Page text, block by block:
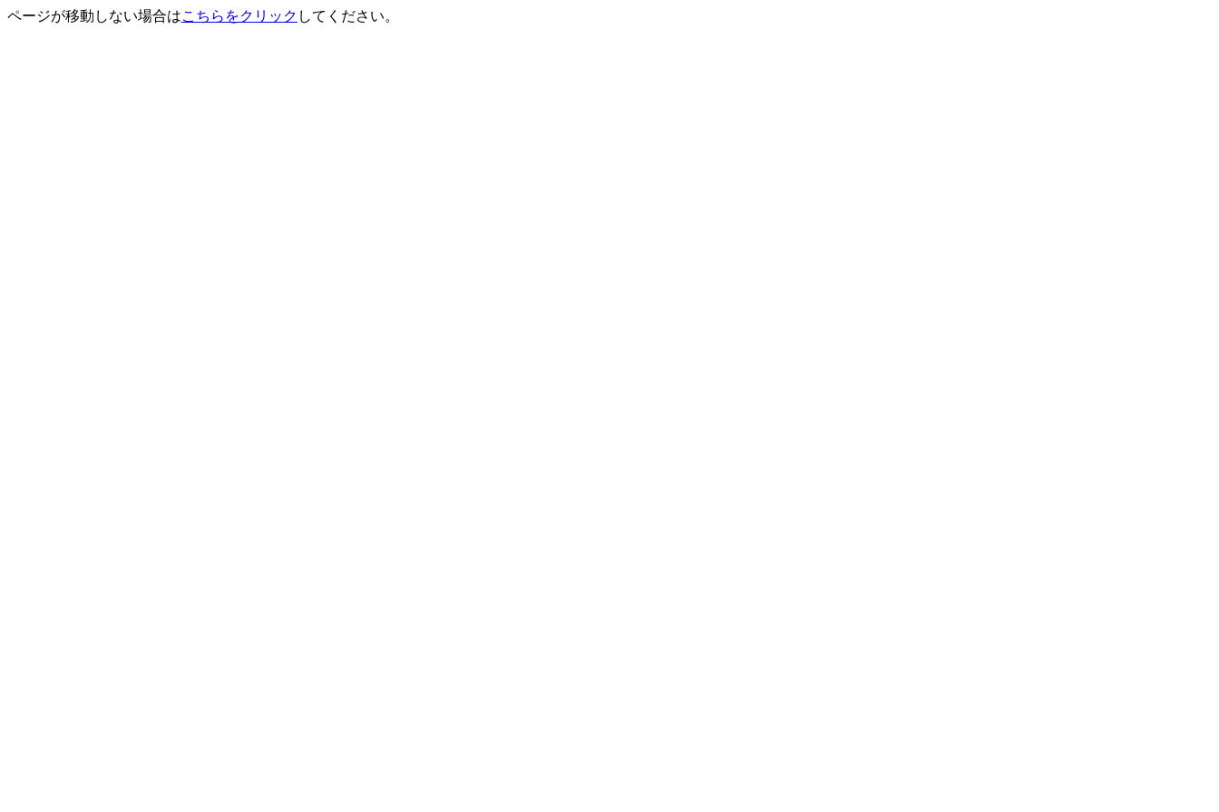
ページが移動しない場合はこちらをクリック してください。